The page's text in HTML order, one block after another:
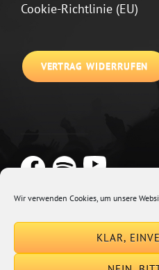
Wir verwenden Cookies, um unsere
KLAR,
Cookie-Richtlinie (EU)
VERTRAG WIDERRUFEN
Euphony By